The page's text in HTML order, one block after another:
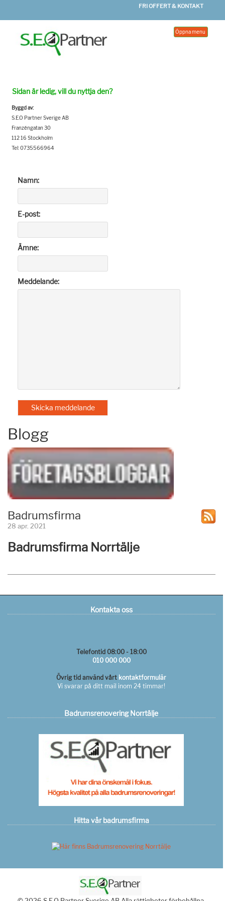
FRI OFFERT & KONTAKT
Öppna menu
Sidan är ledig, vill du nyttja den?
Byggd av:
S.E.O Partner Sverige AB
Franzéngatan 30
112 16 Stockholm
Tel: 0735566964
Namn:
E-post:
Ämne:
Meddelande:
Blogg
Badrumsfirma
28 apr. 2021
Badrumsfirma Norrtälje
Kontakta oss
Telefontid 08:00 - 18:00
010 000 000
Övrig tid använd vårt kontaktformulär
Vi svarar på ditt mail inom 24 timmar!
Badrumsrenovering Norrtälje
Hitta vår badrumsfirma